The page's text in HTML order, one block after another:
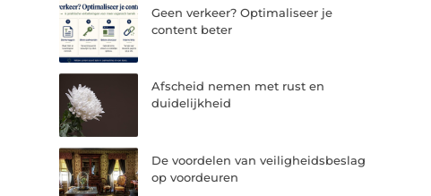
Geen verkeer? Optimaliseer je
content beter
Afscheid nemen met rust en
duidelijkheid
De voordelen van veiligheidsbeslag
op voordeuren